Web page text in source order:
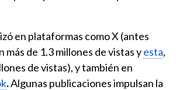
en plataformas como X (antes
más de 1.3 millones de vistas yesta,
de vistas), y también en
.Algunas publicaciones impulsan la